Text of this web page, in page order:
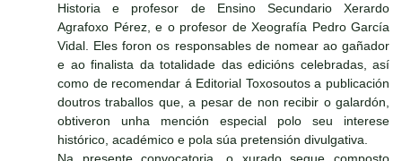
Historia e profesor de Ensino Secundario Xerardo
Agrafoxo Pérez, e o profesor de Xeografía Pedro García
Vidal. Eles foron os responsables de nomear ao gañador
e ao finalista da totalidade das edicións celebradas, así
como de recomendar á Editorial Toxosoutos a publicación
doutros traballos que, a pesar de non recibir o galardón,
obtiveron unha mención especial polo seu interese
histórico, académico e pola súa pretensión divulgativa.